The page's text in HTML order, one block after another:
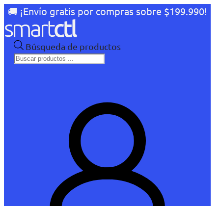
🚚 ¡Envío gratis por compras sobre $199.990!
Búsqueda de productos